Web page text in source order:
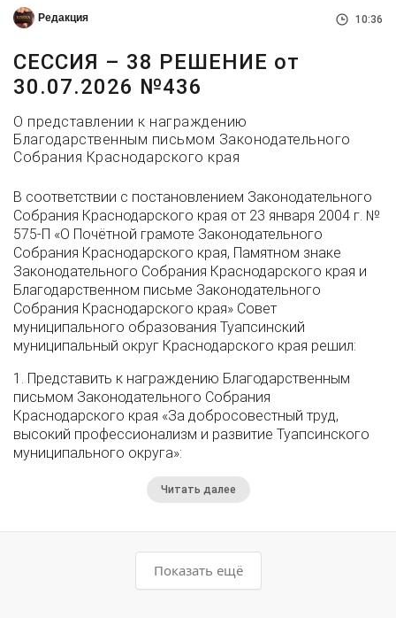
Редакция 10:36
СЕССИЯ – 38 РЕШЕНИЕ от
30.07.2026 №436
О представлении к награждению
Благодарственным письмом Законодательного
Собрания Краснодарского края
В соответствии с постановлением Законодательного
Собрания Краснодарского края от 23 января 2004 г. №
575-П «О Почётной грамоте Законодательного
Собрания Краснодарского края, Памятном знаке
Законодательного Собрания Краснодарского края и
Благодарственном письме Законодательного
Собрания Краснодарского края» Совет
муниципального образования Туапсинский
муниципальный округ Краснодарского края решил:
1. Представить к награждению Благодарственным
письмом Законодательного Собрания
Краснодарского края «За добросовестный труд,
высокий профессионализм и развитие Туапсинского
муниципального округа»:
Читать далее
Показать ещё